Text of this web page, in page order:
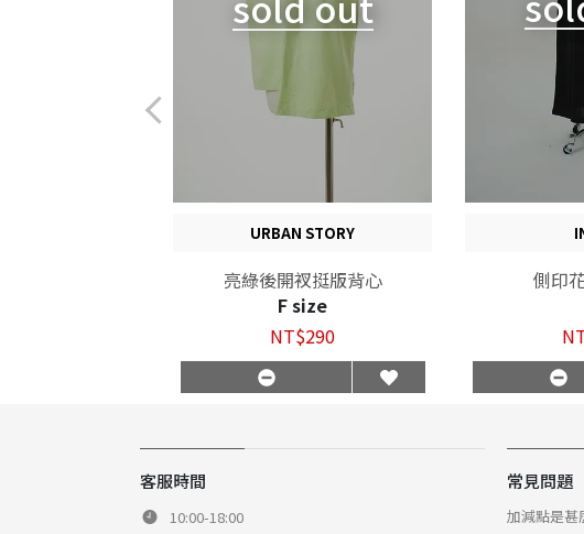
URBAN STORY
亮綠後開衩挺版背心
F size
NT$290
側印
客服時間
10:00-18:00
常見問題
加減點是甚